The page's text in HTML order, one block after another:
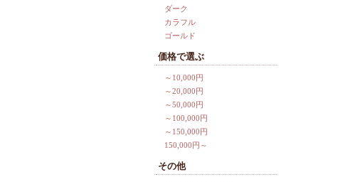
ダーク
カラフル
ゴールド
価格で選ぶ
～10,000円
～20,000円
～50,000円
～100,000円
～150,000円
150,000円～
その他